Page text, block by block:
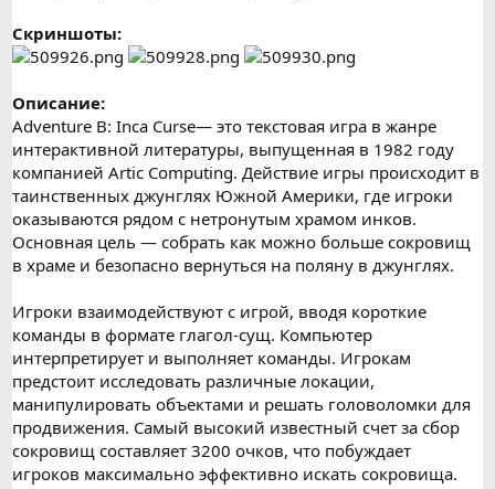
Скриншоты:
Описание:
Adventure B: Inca Curse— это текстовая игра в жанре
интерактивной литературы, выпущенная в 1982 году
компанией Artic Computing. Действие игры происходит в
таинственных джунглях Южной Америки, где игроки
оказываются рядом с нетронутым храмом инков.
Основная цель — собрать как можно больше сокровищ
в храме и безопасно вернуться на поляну в джунглях.
Игроки взаимодействуют с игрой, вводя короткие
команды в формате глагол-сущ. Компьютер
интерпретирует и выполняет команды. Игрокам
предстоит исследовать различные локации,
манипулировать объектами и решать головоломки для
продвижения. Самый высокий известный счет за сбор
сокровищ составляет 3200 очков, что побуждает
игроков максимально эффективно искать сокровища.